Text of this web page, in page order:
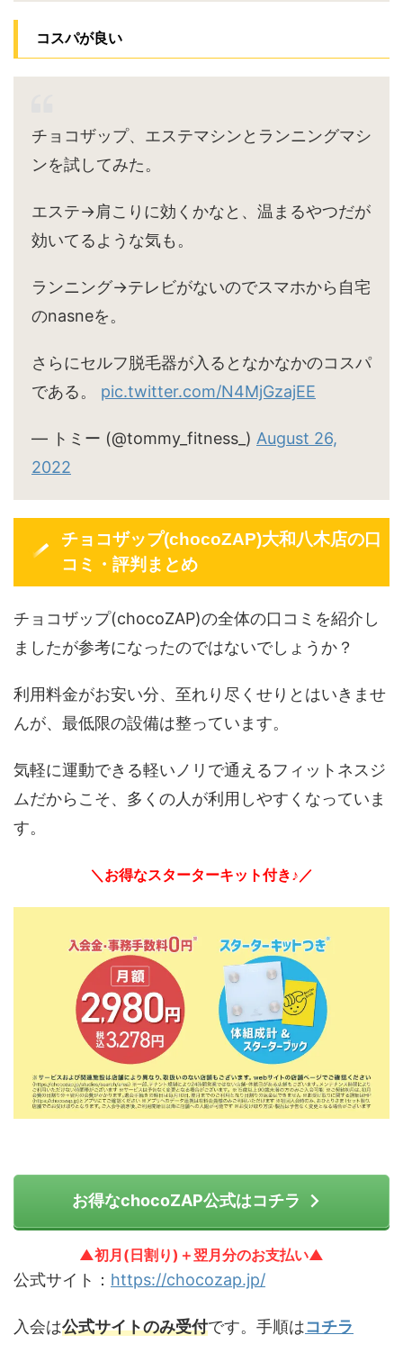
コスパが良い
チョコザップ、エステマシンとランニングマシ
ンを試してみた。
エステ→肩こりに効くかなと、温まるやつだが
効いてるような気も。
ランニング→テレビがないのでスマホから自宅
のnasneを。
さらにセルフ脱毛器が入るとなかなかのコスパ
である。 pic.twitter.com/N4MjGzajEE
— トミー (@tommy_fitness_) August 26,
2022
チョコザップ(chocoZAP)大和八木店の口
コミ・評判まとめ
チョコザップ(chocoZAP)の全体の口コミを紹介し
ましたが参考になったのではないでしょうか？
利用料金がお安い分、至れり尽くせりとはいきませ
んが、最低限の設備は整っています。
気軽に運動できる軽いノリで通えるフィットネスジ
ムだからこそ、多くの人が利用しやすくなっていま
す。
＼お得なスターターキット付き♪／
お得なchocoZAP公式はコチラ
▲初月(日割り)＋翌月分のお支払い▲
公式サイト： https://chocozap.jp/
入会は公式サイトのみ受付です。手順はコチラ